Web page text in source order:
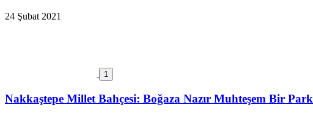
24 Şubat 2021
1
Nakkaştepe Millet Bahçesi: Boğaza Nazır Muhteşem Bir Park